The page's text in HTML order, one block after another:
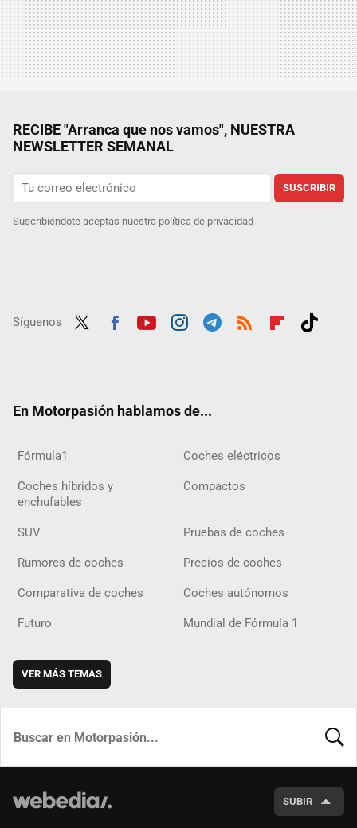
RECIBE "Arranca que nos vamos", NUESTRA
NEWSLETTER SEMANAL
SUSCRIBIR
Suscribiéndote aceptas nuestra política de privacidad
Síguenos
En Motorpasión hablamos de...
Fórmula1 Coches eléctricos
Coches híbridos y
enchufables
Compactos
SUV Pruebas de coches
Rumores de coches Precios de coches
Comparativa de coches Coches autónomos
Futuro Mundial de Fórmula 1
VER MÁS TEMAS
SUBIR